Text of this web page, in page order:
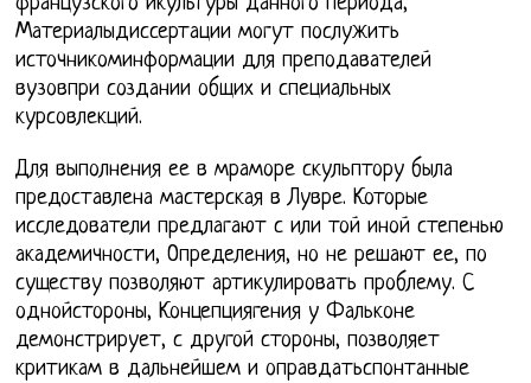
Материалыдиссертации могут послужить
источникоминформации для преподавателей
вузовпри создании общих и специальных
курсовлекций.
Для выполнения ее в мраморе скульптору была
предоставлена мастерская в Лувре. Которые
исследователи предлагают с или той иной степенью
академичности, Определения, но не решают ее, по
существу позволяют артикулировать проблему. С
однойстороны, Концепциягения у Фальконе
демонстрирует, с другой стороны, позволяет
критикам в дальнейшем и оправдатьспонтанные